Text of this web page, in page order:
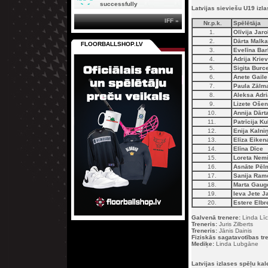
Latvijas sieviešu U19
Nr.p.k. Spēlētāja
1.
Olīvija
2.
Dārta
3.
Evelīna
4.
Adrija
5.
Sigita
6.
Anete Gaile
7.
Paula
8.
Aleksa
9.
Lizete
10.
Annija
11.
Patrīcija
12.
Enija
13.
Elīza
14.
Elīna Dīce
15.
Loreta
16.
Asnāte
17.
Sanija
18.
Marta
19.
Ieva Jete
20.
Estere
Galvenā trenere: Linda
Treneris: Juris Zilberts
Treneris: Jānis Dainis
Fiziskās sagatavotības
Mediķe: Linda Lubgāne
Latvijas izlases spēļu
successfully
IFF »
FLOORBALLSHOP.LV